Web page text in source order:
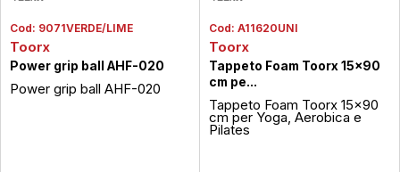
Cod: 9071VERDE/LIME
Toorx
Power grip ball AHF-020
Power grip ball AHF-020
Cod: A11620UNI
Toorx
Tappeto Foam Toorx 15x90
cm pe...
Tappeto Foam Toorx 15x90
cm per Yoga, Aerobica e
Pilates